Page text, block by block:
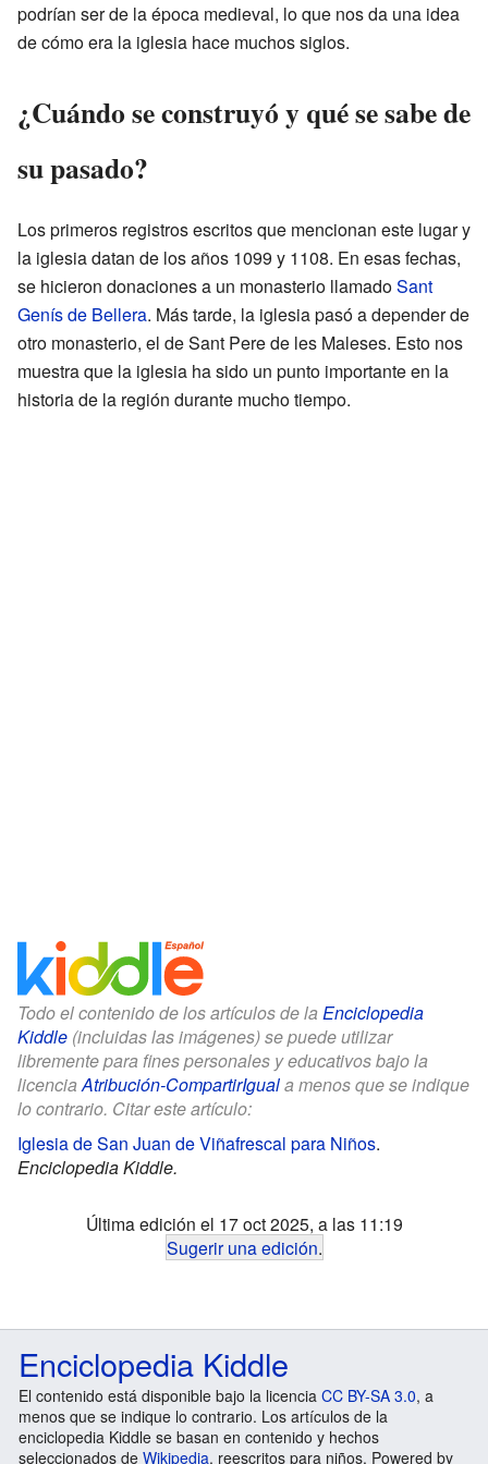
podrían ser de la época medieval, lo que nos da una idea
de cómo era la iglesia hace muchos siglos.
¿Cuándo se construyó y qué se sabe de
su pasado?
Los primeros registros escritos que mencionan este lugar y
la iglesia datan de los años 1099 y 1108. En esas fechas,
se hicieron donaciones a un monasterio llamadoSant
Genís de Bellera. Más tarde, la iglesia pasó a depender de
otro monasterio, el de Sant Pere de les Maleses. Esto nos
muestra que la iglesia ha sido un punto importante en la
historia de la región durante mucho tiempo.
Todo el contenido de los artículos de la Enciclopedia
Kiddle (incluidas las imágenes) se puede utilizar
libremente para fines personales y educativos bajo la
licenciaAtribución-CompartirIguala menos que se indique
lo contrario. Citar este artículo:
Iglesia de San Juan de Viñafrescal para Niños.
Enciclopedia Kiddle.
Última edición el 17 oct 2025, a las 11:19
Sugerir una edición.
Enciclopedia Kiddle
El contenido está disponible bajo la licencia CC BY-SA 3.0, a
menos que se indique lo contrario. Los artículos de la
enciclopedia Kiddle se basan en contenido y hechos
seleccionados de Wikipedia, reescritos para niños. Powered by